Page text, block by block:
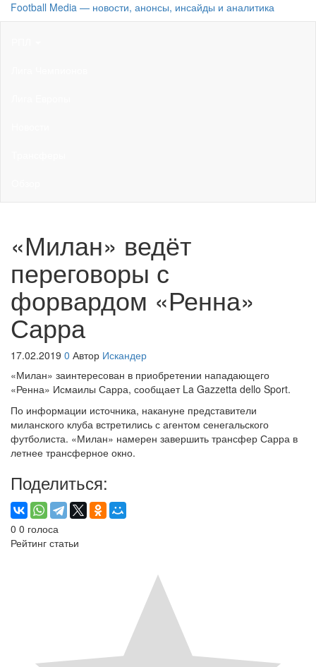
Football Media — новости, анонсы, инсайды и аналитика
«Милан» ведёт
переговоры с
форвардом «Ренна»
Сарра
17.02.2019 0 Автор Искандер
«Милан» заинтересован в приобретении нападающего
«Ренна» Исмаилы Сарра, сообщает La Gazzetta dello Sport.
По информации источника, накануне представители
миланского клуба встретились с агентом сенегальского
футболиста. «Милан» намерен завершить трансфер Сарра в
летнее трансферное окно.
Поделиться:
0 0 голоса
Рейтинг статьи